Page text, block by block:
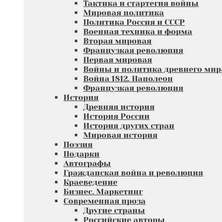
Тактика и стартегия войны
Мировая политика
Политика Россия и СССР
Военная техника и форма
Вторая мировая
Французкая революция
Первая мировая
Войны и политика древнего
Война 1812. Наполеон
Французкая революция
История
Древняя история
История России
История других стран
Мировая история
Поэзия
Подарки
Автографы
Гражданская война и революция
Краеведение
Бизнес. Маркетинг
Современная проза
Другие страны
Российские авторы